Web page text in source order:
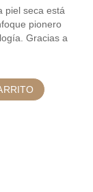
piel seca está
pionero
Gracias a